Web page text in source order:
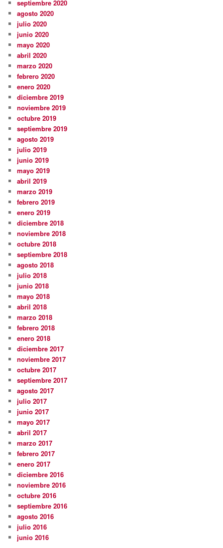
septiembre 2020
agosto 2020
julio 2020
junio 2020
mayo 2020
abril 2020
marzo 2020
febrero 2020
enero 2020
diciembre 2019
noviembre 2019
octubre 2019
septiembre 2019
agosto 2019
julio 2019
junio 2019
mayo 2019
abril 2019
marzo 2019
febrero 2019
enero 2019
diciembre 2018
noviembre 2018
octubre 2018
septiembre 2018
agosto 2018
julio 2018
junio 2018
mayo 2018
abril 2018
marzo 2018
febrero 2018
enero 2018
diciembre 2017
noviembre 2017
octubre 2017
septiembre 2017
agosto 2017
julio 2017
junio 2017
mayo 2017
abril 2017
marzo 2017
febrero 2017
enero 2017
diciembre 2016
noviembre 2016
octubre 2016
septiembre 2016
agosto 2016
julio 2016
junio 2016